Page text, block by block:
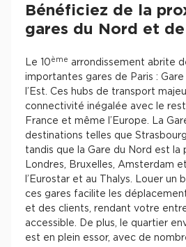
Bénéficiez de la
gares du Nord et
Le 10 ème arrondissement abrite
importantes gares de Paris :
l’Est. Ces hubs de transport
connectivité inégalée avec le
France et même l’Europe. La
destinations telles que
tandis que la Gare du Nord est la
Londres, Bruxelles, Amsterdam
l’Eurostar et au Thalys. Louer un
ces gares facilite les
et des clients, rendant votre
accessible. De plus, le quartier
est en plein essor, avec de